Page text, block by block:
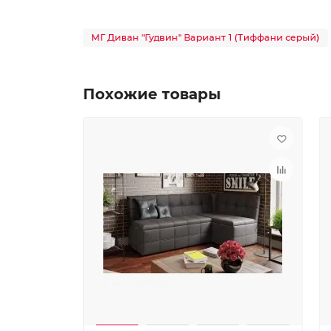
МГ Диван "Гудвин" Вариант 1 (Тиффани серый)
Похожие товары